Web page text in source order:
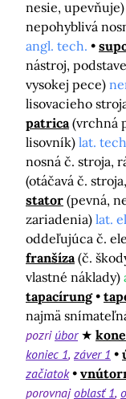
nesie, upevňuje)
nepohyblivá
angl. tech.
nástroj,
vysokej pece)
lisovacieho
patrica (vrchná
lisovník) lat.
nosná č. stroja,
(otáčavá č.
stator (pevná,
zariadenia) lat.
oddeľujúca č.
franšíza (č.
vlastné náklady)
tapacírung
najmä
pozri úbor
koniec 1 záver 1
začiatok
porovnajoblasť 1